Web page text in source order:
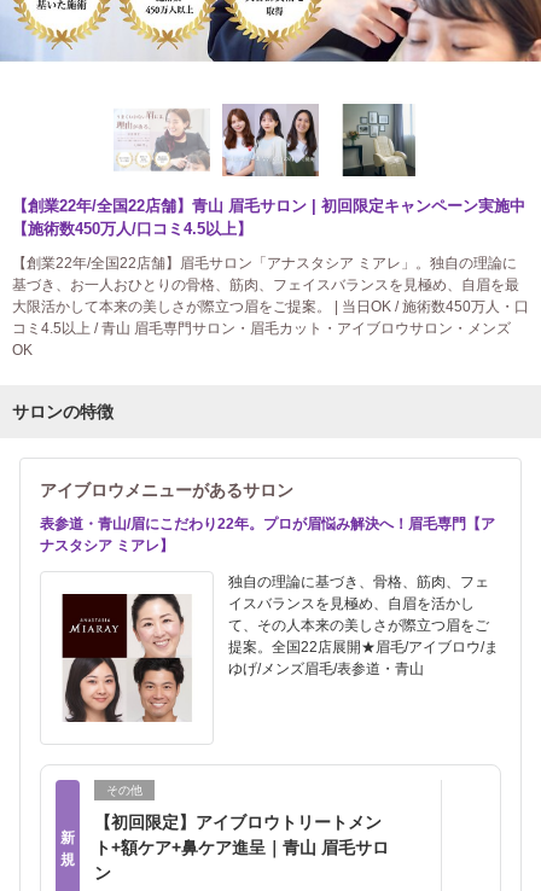
【創業22年/全国22店舗】青山 眉毛サロン | 初回限定キャンペーン実施中
【施術数450万人/口コミ4.5以上】
【創業22年/全国22店舗】眉毛サロン「アナスタシア ミアレ」。独自の理論に
基づき、お一人おひとりの骨格、筋肉、フェイスバランスを見極め、自眉を最
大限活かして本来の美しさが際立つ眉をご提案。 | 当日OK / 施術数450万人・口
コミ4.5以上 / 青山 眉毛専門サロン・眉毛カット・アイブロウサロン・メンズ
OK
サロンの特徴
アイブロウメニューがあるサロン
表参道・青山/眉にこだわり22年。プロが眉悩み解決へ！眉毛専門【ア
ナスタシア ミアレ】
独自の理論に基づき、骨格、筋肉、フェ
イスバランスを見極め、自眉を活かし
て、その人本来の美しさが際立つ眉をご
提案。全国22店展開★眉毛/アイブロウ/ま
ゆげ/メンズ眉毛/表参道・青山
新
規
その他
【初回限定】アイブロウトリートメン
ト+額ケア+鼻ケア進呈｜青山 眉毛サロ
ン